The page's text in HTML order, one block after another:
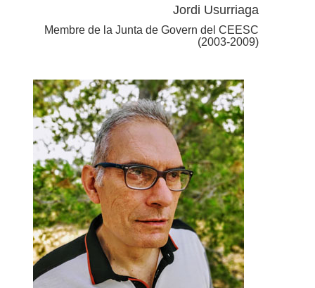
Jordi Usurriaga
Membre de la Junta de Govern del CEESC
(2003-2009)